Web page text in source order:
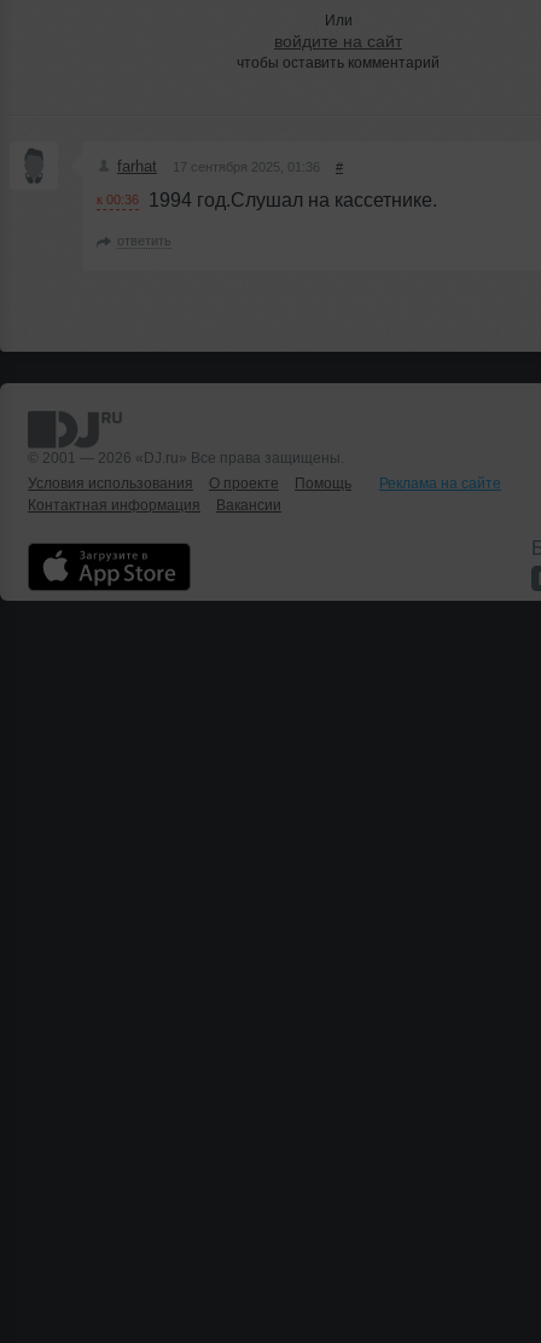
Или
войдите на сайт
чтобы оставить комментарий
farhat 17 сентября 2025, 01:36 #
к 00:36 1994 год.Слушал на кассетнике.
ответить
© 2001 — 2026 «DJ.ru» Все права защищены.
Условия использования
О проекте Помощь
Реклама на сайте
Контактная информация
Вакансии